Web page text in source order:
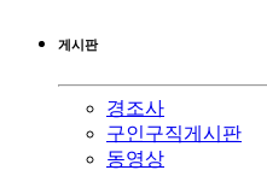
게시판
경조사
구인구직게시판
동영상